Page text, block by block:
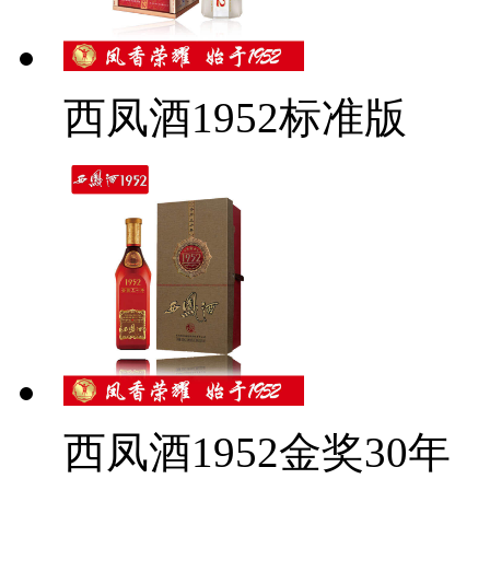
西凤酒1952标准版
西凤酒1952金奖30年